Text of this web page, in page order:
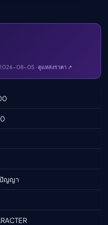
2026-08-05 · ดูแหล่งราคา ↗
ญญา